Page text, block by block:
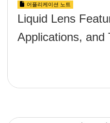
어플리케이션 노트
Liquid Lens
Applications, and